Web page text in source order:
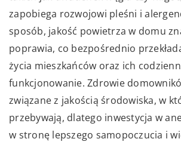
zapobiega rozwojowi pleśni i
sposób, jakość powietrza w domu
poprawia, co bezpośrednio
życia mieszkańców oraz ich
funkcjonowanie. Zdrowie
związane z jakością środowiska, w
przebywają, dlatego inwestycja w
w stronę lepszego samopoczucia i